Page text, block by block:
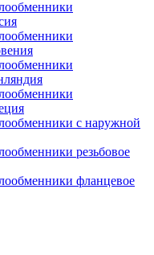
с наружной
резьбовое
фланцевое